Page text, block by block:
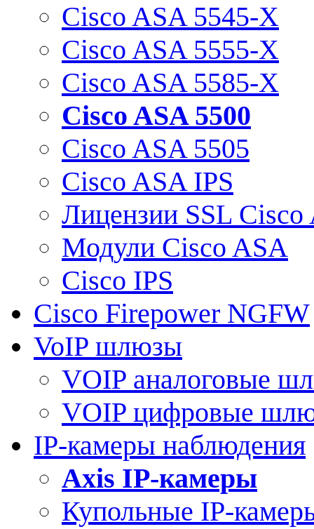
Cisco ASA 5545-X
Cisco ASA 5555-X
Cisco ASA 5585-X
Cisco ASA 5500
Cisco ASA 5505
Cisco ASA IPS
Лицензии SSL Cisco
Модули Cisco ASA
Cisco IPS
Cisco Firepower NGFW
VoIP шлюзы
VOIP аналоговые
VOIP цифровые
IP-камеры наблюдения
Axis IP-камеры
Купольные IP-